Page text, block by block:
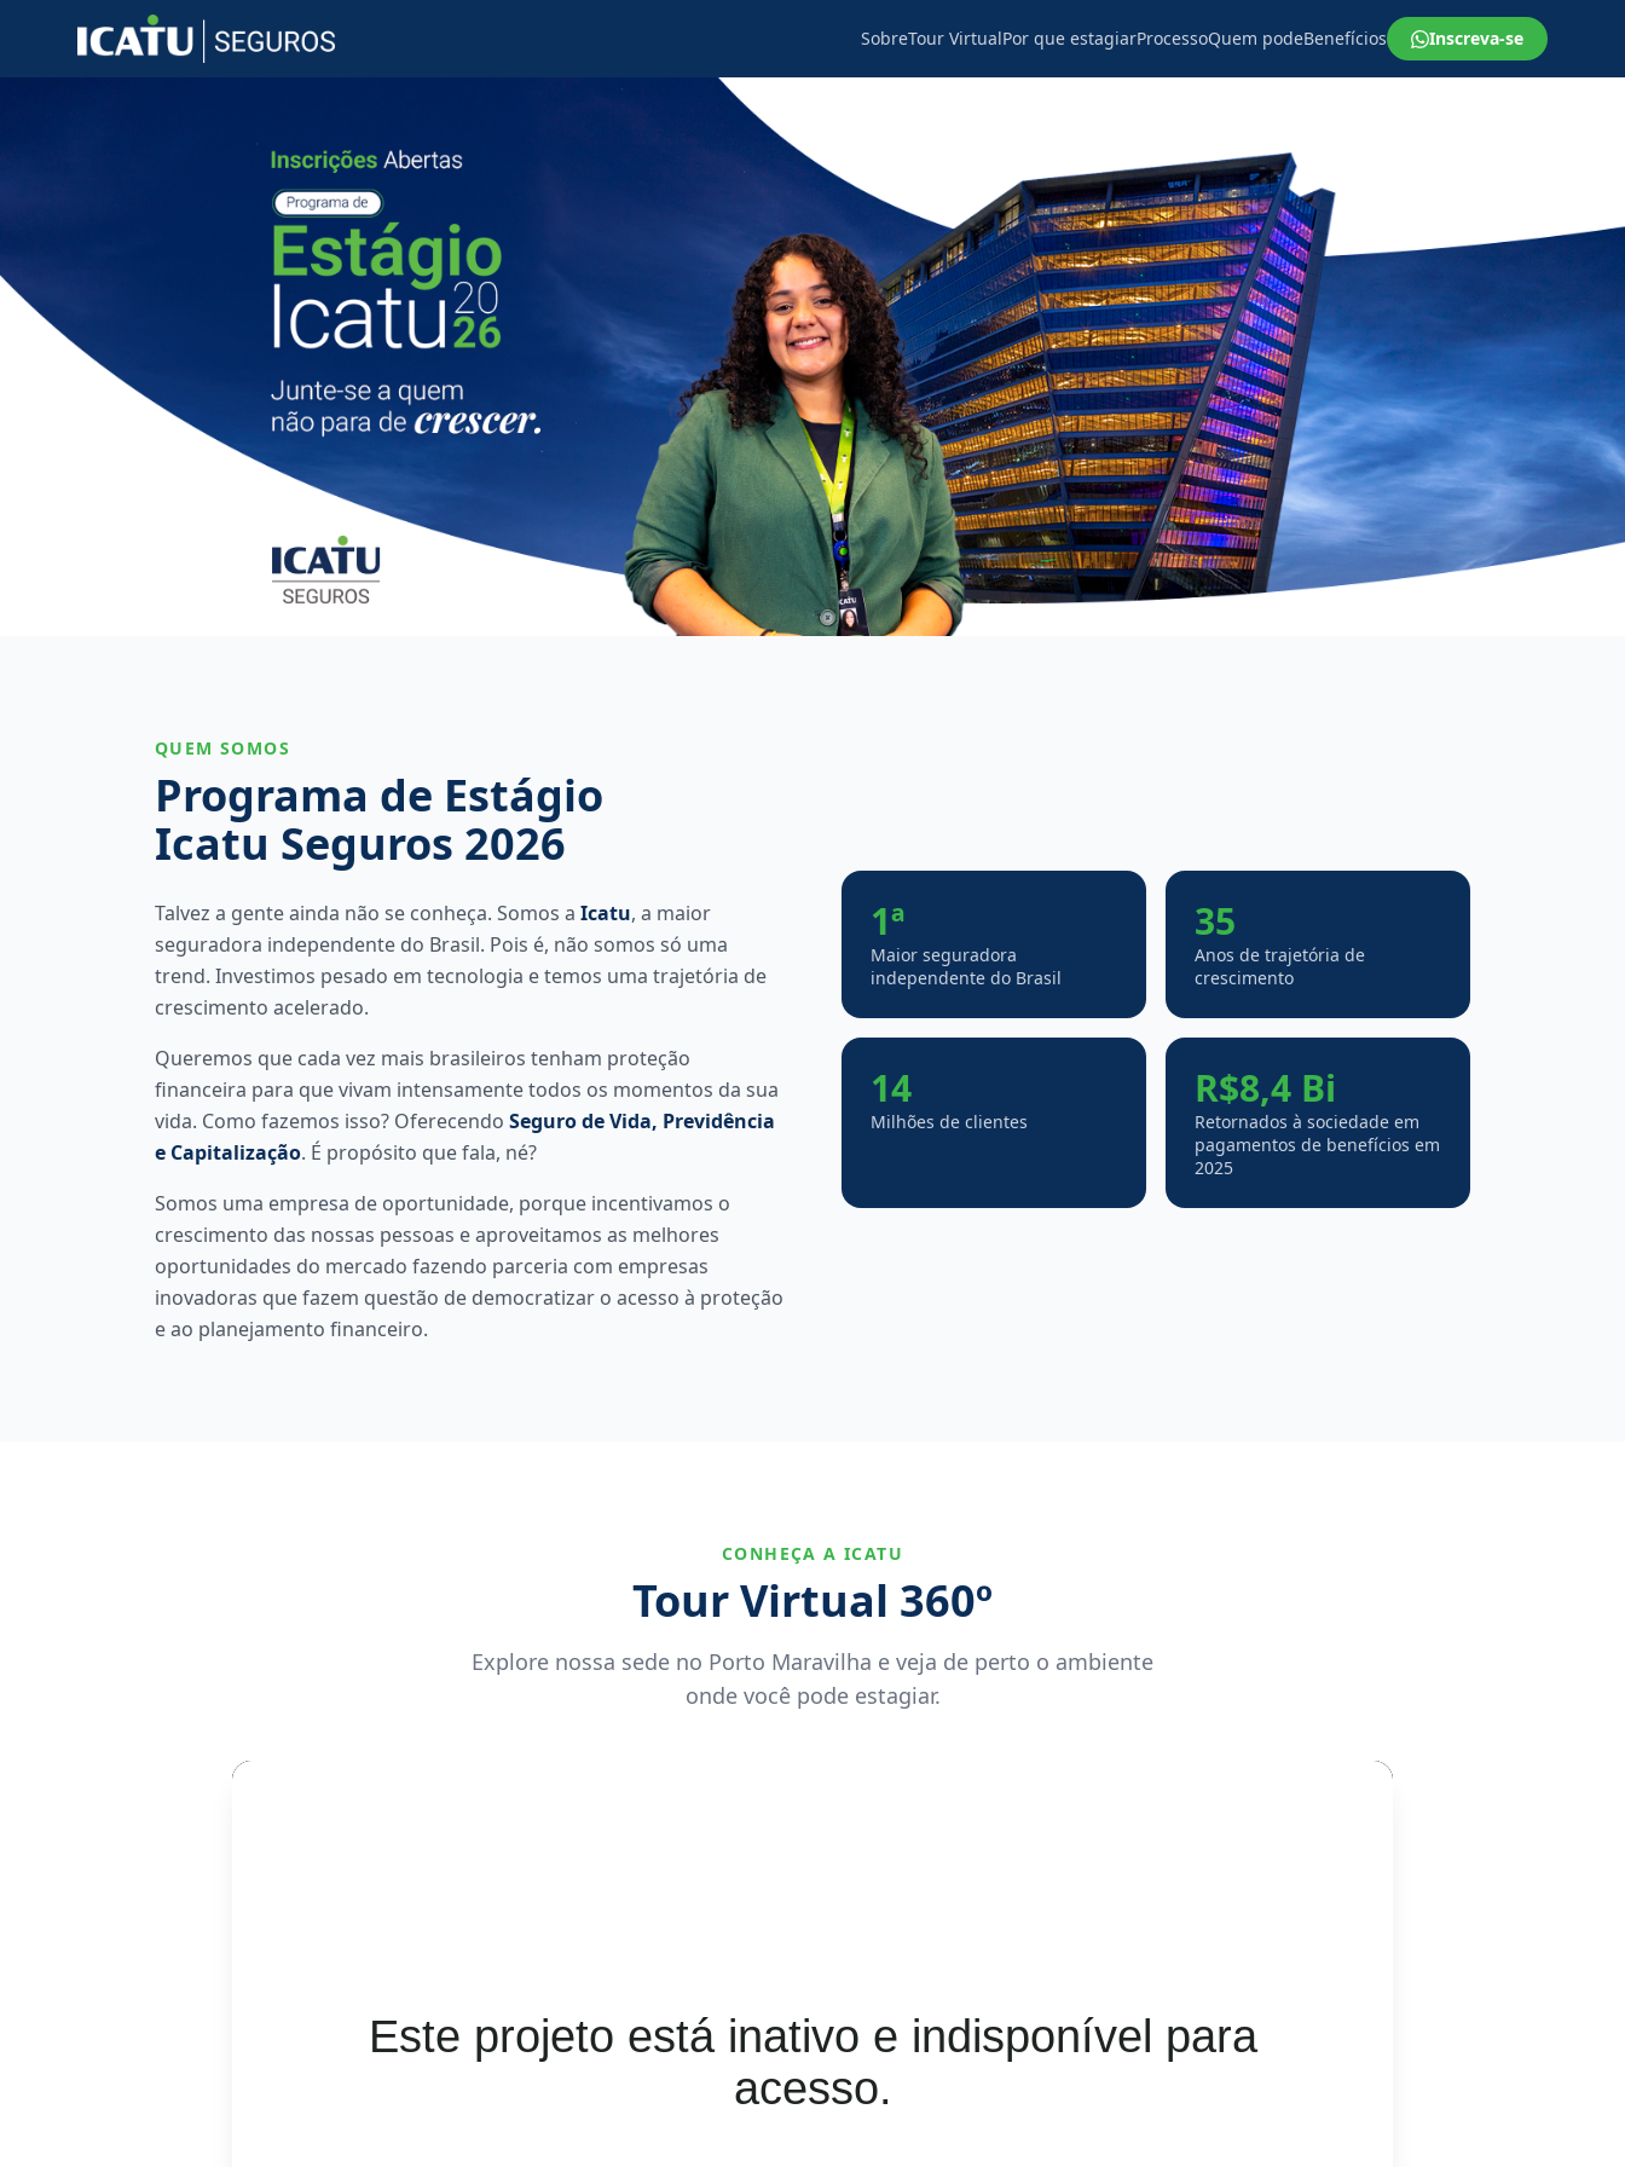
SobreTour VirtualPor que estagiarProcessoQuem podeBenefícios Inscreva-se
QUEM SOMOS
Programa de Estágio
Icatu Seguros 2026
Talvez a gente ainda não se conheça. Somos a Icatu, a maior
seguradora independente do Brasil. Pois é, não somos só uma
trend. Investimos pesado em tecnologia e temos uma trajetória de
crescimento acelerado.
Queremos que cada vez mais brasileiros tenham proteção
financeira para que vivam intensamente todos os momentos da sua
vida. Como fazemos isso? Oferecendo Seguro de Vida, Previdência
e Capitalização. É propósito que fala, né?
Somos uma empresa de oportunidade, porque incentivamos o
crescimento das nossas pessoas e aproveitamos as melhores
oportunidades do mercado fazendo parceria com empresas
inovadoras que fazem questão de democratizar o acesso à proteção
e ao planejamento financeiro.
1ª
Maior seguradora
independente do Brasil
35
Anos de trajetória de
crescimento
14
Milhões de clientes
R$8,4 Bi
Retornados à sociedade em
pagamentos de benefícios em
2025
CONHEÇA A ICATU
Tour Virtual 360º
Explore nossa sede no Porto Maravilha e veja de perto o ambiente
onde você pode estagiar.